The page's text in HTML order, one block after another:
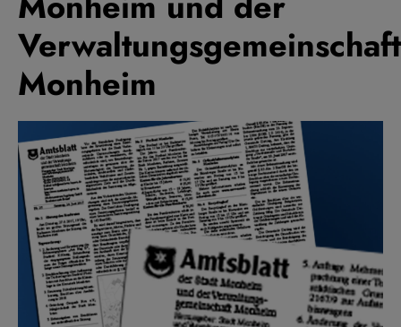
Verwaltungsgemeinschaft
Monheim